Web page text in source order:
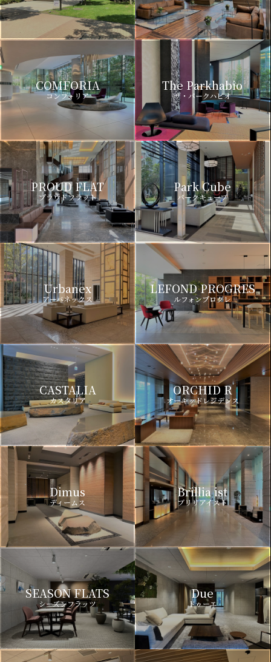
COMFORIA
コンフォリア
The Parkhabio
ザ・パークハビオ
PROUD FLAT
プラウドフラット
Park Cube
パークキューブ
Urbanex
アーバネックス
LEFOND PROGRES
ルフォンプログレ
CASTALIA
カスタリア
ORCHID R
オーキッドレジデンス
Dimus
ディームス
Brillia ist
ブリリアイスト
SEASON FLATS
シーズンフラッツ
Due
ドゥーエ